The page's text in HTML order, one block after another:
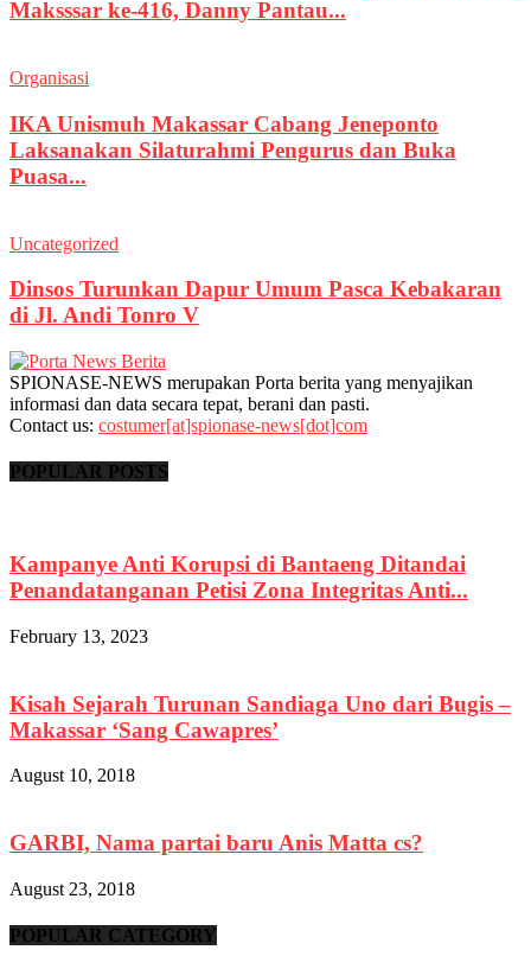
Maksssar ke-416, Danny Pantau...
Organisasi
IKA Unismuh Makassar Cabang Jeneponto
Laksanakan Silaturahmi Pengurus dan Buka
Puasa...
Uncategorized
Dinsos Turunkan Dapur Umum Pasca Kebakaran
di Jl. Andi Tonro V
SPIONASE-NEWS merupakan Porta berita yang menyajikan
informasi dan data secara tepat, berani dan pasti.
Contact us: costumer[at]spionase-news[dot]com
POPULAR POSTS
Kampanye Anti Korupsi di Bantaeng Ditandai
Penandatanganan Petisi Zona Integritas Anti...
February 13, 2023
Kisah Sejarah Turunan Sandiaga Uno dari Bugis –
Makassar ‘Sang Cawapres’
August 10, 2018
GARBI, Nama partai baru Anis Matta cs?
August 23, 2018
POPULAR CATEGORY